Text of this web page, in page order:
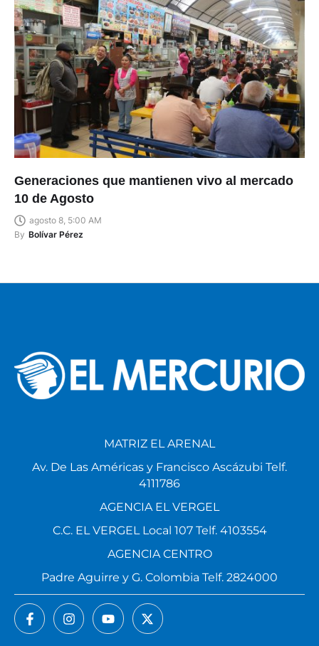
Generaciones que mantienen vivo al mercado
10 de Agosto
agosto 8, 5:00 AM
By Bolívar Pérez
MATRIZ EL ARENAL
Av. De Las Américas y Francisco Ascázubi Telf.
4111786
AGENCIA EL VERGEL
C.C. EL VERGEL Local 107 Telf. 4103554
AGENCIA CENTRO
Padre Aguirre y G. Colombia Telf. 2824000